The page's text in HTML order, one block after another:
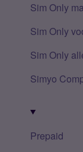
Sim Only
Sim Only
Sim Only
Simyo
Prepaid